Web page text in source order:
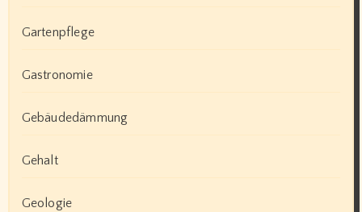
Gartenpflege
Gastronomie
Gebäudedämmung
Gehalt
Geologie